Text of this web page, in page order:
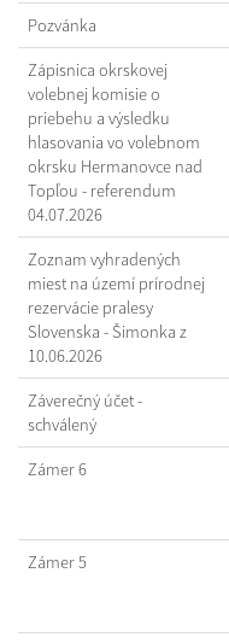
Pozvánka
Zápisnica okrskovej
volebnej komisie o
priebehu a výsledku
hlasovania vo volebnom
okrsku Hermanovce nad
Topľou - referendum
04.07.2026
Zoznam vyhradených
miest na území prírodnej
rezervácie pralesy
Slovenska - Šimonka z
10.06.2026
Záverečný účet -
schválený
Zámer 6
Zámer 5